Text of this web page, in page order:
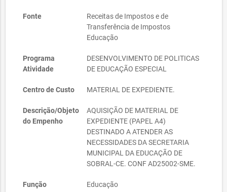
Fonte
Receitas de Impostos e de
Transferência de Impostos 
Educação
Programa
Atividade
DESENVOLVIMENTO DE POLITICAS
DE EDUCAÇÃO ESPECIAL
Centro de Custo MATERIAL DE EXPEDIENTE.
Descrição/Objeto
do Empenho
AQUISIÇÃO DE MATERIAL DE
EXPEDIENTE (PAPEL A4)
DESTINADO A ATENDER AS
NECESSIDADES DA SECRETARIA
MUNICIPAL DA EDUCAÇÃO DE
SOBRAL-CE. CONF AD25002-SME.
Função Educação